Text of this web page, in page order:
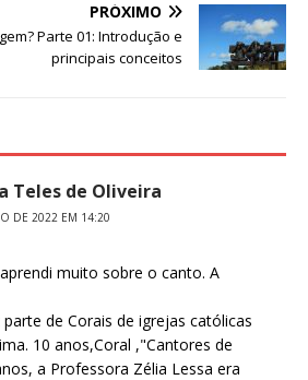
PRÓXIMO
Parte 01: Introdução e
principais conceitos
Teles de Oliveira
DE 2022 EM 14:20
muito sobre o canto. A
de Corais de igrejas católicas
10 anos,Coral ,"Cantores de
a Professora Zélia Lessa era